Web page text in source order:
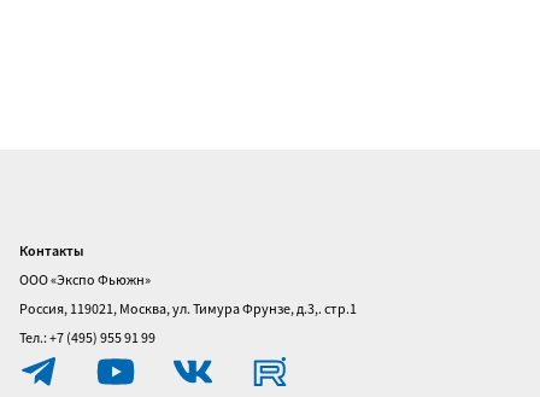
Главная
О
выставке
Посетителям
Контакты
ООО «Экспо Фьюжн»
Россия, 119021, Москва, ул. Тимура Фрунзе, д.3,. стр.1
Тел.: +7 (495) 955 91 99